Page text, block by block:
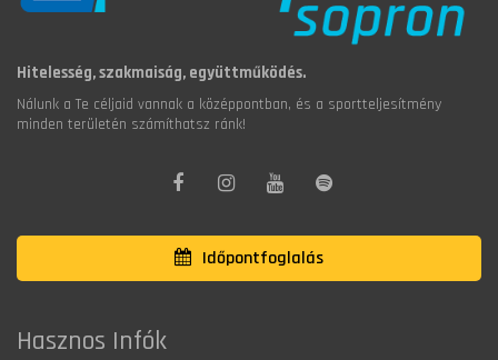
Hitelesség, szakmaiság, együttműködés.
Nálunk a Te céljaid vannak a középpontban, és a sportteljesítmény
minden területén számíthatsz ránk!
Időpontfoglalás
Hasznos Infók